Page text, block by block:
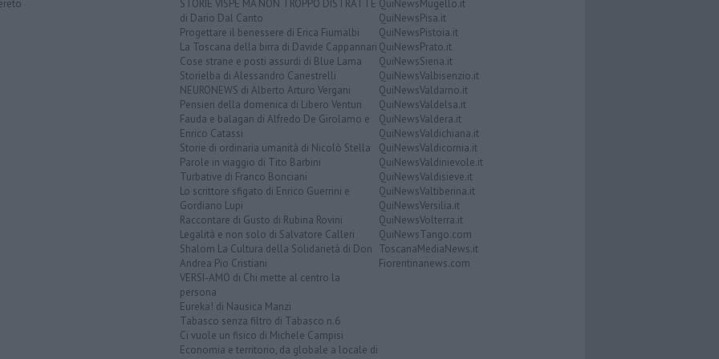
STORIE VISPE MA NON TROPPO DISTRATTE
di Dario Dal Canto
Progettare il benessere di Erica Fiumalbi
La Toscana della birra di Davide Cappannari
Cose strane e posti assurdi di Blue Lama
Storielba di Alessandro Canestrelli
NEURONEWS di Alberto Arturo Vergani
Pensieri della domenica di Libero Venturi
Fauda e balagan di Alfredo De Girolamo e
Enrico Catassi
Storie di ordinaria umanità di Nicolò Stella
Parole in viaggio di Tito Barbini
Turbative di Franco Bonciani
Lo scrittore sfigato di Enrico Guerrini e
Gordiano Lupi
Raccontare di Gusto di Rubina Rovini
Legalità e non solo di Salvatore Calleri
Shalom La Cultura della Solidarietà di Don
Andrea Pio Cristiani
VERSI-AMO di Chi mette al centro la
persona
Eureka! di Nausica Manzi
Tabasco senza filtro di Tabasco n.6
Ci vuole un fisico di Michele Campisi
Economia e territorio, da globale a locale di
QuiNewsMugello.it
QuiNewsPisa.it
QuiNewsPistoia.it
QuiNewsPrato.it
QuiNewsSiena.it
QuiNewsValbisenzio.it
QuiNewsValdarno.it
QuiNewsValdelsa.it
QuiNewsValdera.it
QuiNewsValdichiana.it
QuiNewsValdicornia.it
QuiNewsValdinievole.it
QuiNewsValdisieve.it
QuiNewsValtiberina.it
QuiNewsVersilia.it
QuiNewsVolterra.it
QuiNewsTango.com
ToscanaMediaNews.it
Fiorentinanews.com